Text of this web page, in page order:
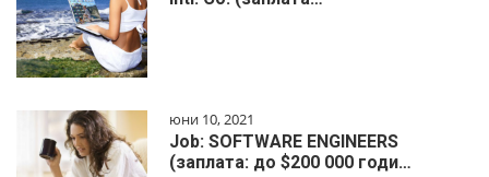
юни 10, 2021
Job: SOFTWARE ENGINEERS
(заплата: до $200 000 годи…